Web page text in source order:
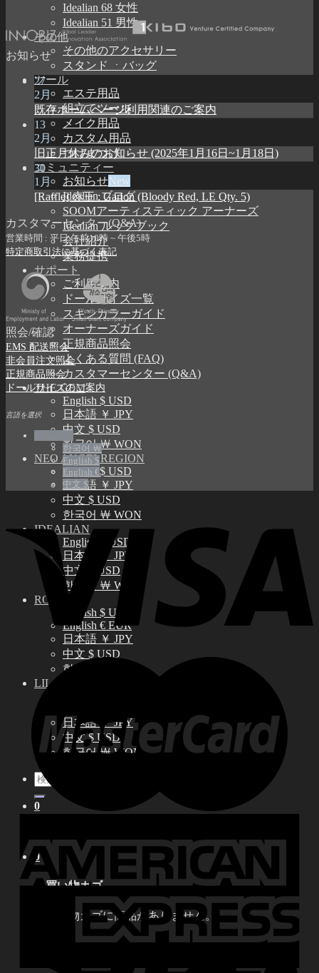
Idealian 68 女性
Idealian 51 男性
その他
その他のアクセサリー
スタンド ㆍバッグ
ツール
エステ用品
組立てツール
メイク用品
カスタム用品
つけまつげ
コミュニティー
お知らせ
Idealian ブログ
SOOMアーティスティック アーナーズ
Idealian ルックブック
会社紹介
業務提携
サポート
ご利用案内
ドールサイズ一覧
スキンカラーガイド
オーナーズガイド
正規商品照会
よくある質問 (FAQ)
カスタマーセンター (Q&A)
THE GEM
English $ USD
日本語 ￥ JPY
中文 $ USD
한국어 ￦ WON
NEO ANGELREGION
English $ USD
日本語 ￥ JPY
中文 $ USD
한국어 ￦ WON
IDEALIAN
English $ USD
日本語 ￥ JPY
中文 $ USD
한국어 ￦ WON
ROSETTE
English $ USD
English € EUR
日本語 ￥ JPY
中文 $ USD
한국어 ￦ WON
LILA
日本語 ￥ JPY
中文 $ USD
한국어 ￦ WON
検
索
対
0
0
お買い物カゴ
お買い物カゴに商品がありません。
お知らせ
27
2月
既存ホームページ利用関連のご案内
13
2月
旧正月休みのお知らせ (2025年1月16日~1月18日)
30
1月
[Raffle] 赤王 : Garion (Bloody Red, LE Qty. 5)
カスタマーセンター(Q&A)
営業時間 : 平日 午前10時 ~ 午後5時
特定商取引法に基づく表記
照会/確認
EMS 配送照会
非会員注文照会
正規商品照会
ドールサイズのご案内
言語を選択
한국어 ￦
English $
English €
中文 $